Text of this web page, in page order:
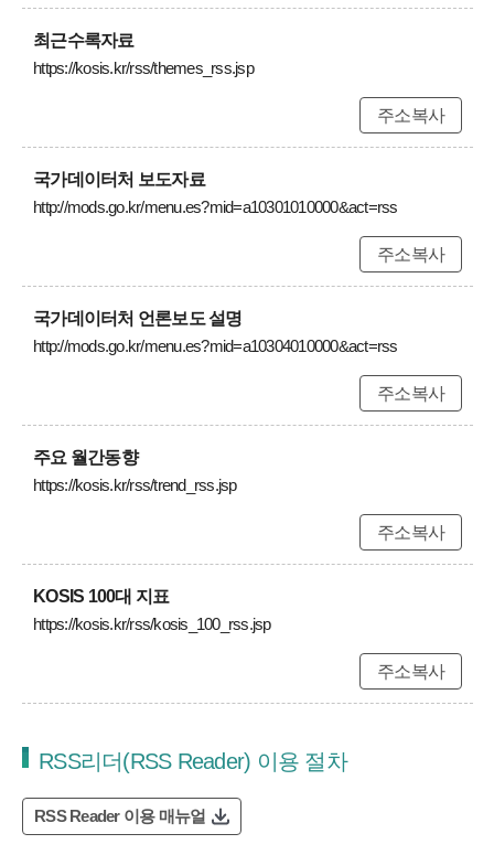
최근수록자료
https://kosis.kr/rss/themes_rss.jsp
주소복사
국가데이터처 보도자료
http://mods.go.kr/menu.es?mid=a10301010000&act=rss
주소복사
국가데이터처 언론보도 설명
http://mods.go.kr/menu.es?mid=a10304010000&act=rss
주소복사
주요 월간동향
https://kosis.kr/rss/trend_rss.jsp
주소복사
KOSIS 100대 지표
https://kosis.kr/rss/kosis_100_rss.jsp
주소복사
RSS리더(RSS Reader) 이용 절차
RSS Reader 이용 매뉴얼